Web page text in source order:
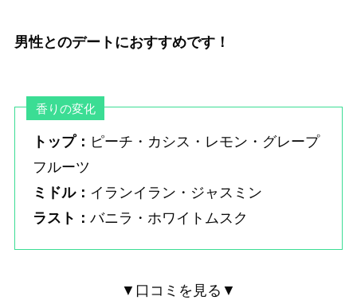
男性とのデートにおすすめです！
香りの変化
トップ： ピーチ・カシス・レモン・グレープ
フルーツ
ミドル： イランイラン・ジャスミン
ラスト：バニラ・ホワイトムスク
▼口コミを見る▼